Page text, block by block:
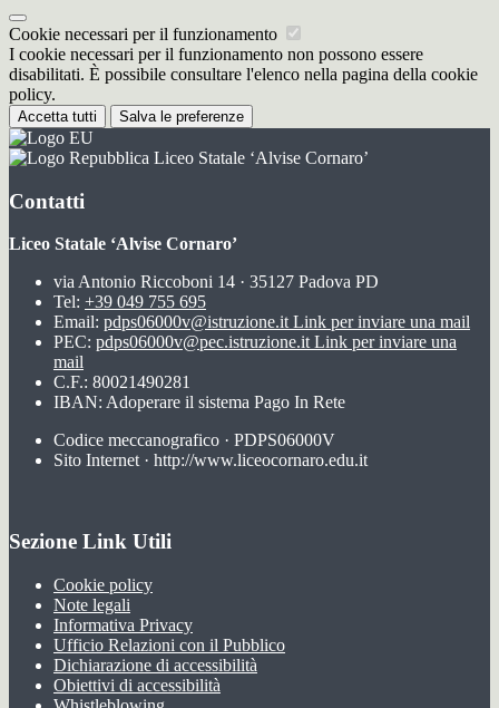
Cookie necessari per il funzionamento
I cookie necessari per il funzionamento non possono essere
disabilitati. È possibile consultare l'elenco nella pagina della cookie
policy.
Accetta tutti Salva le preferenze
Liceo Statale ‘Alvise Cornaro’
Contatti
Liceo Statale ‘Alvise Cornaro’
via Antonio Riccoboni 14 · 35127 Padova PD
Tel: +39 049 755 695
Email: pdps06000v@istruzione.it Link per inviare una mail
PEC: pdps06000v@pec.istruzione.it Link per inviare una
mail
C.F.: 80021490281
IBAN: Adoperare il sistema Pago In Rete
Codice meccanografico · PDPS06000V
Sito Internet · http://www.liceocornaro.edu.it
Sezione Link Utili
Cookie policy
Note legali
Informativa Privacy
Ufficio Relazioni con il Pubblico
Dichiarazione di accessibilità
Obiettivi di accessibilità